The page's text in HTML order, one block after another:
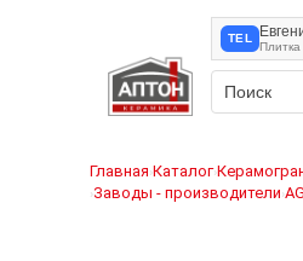
TEL
Главная›Каталог›
›Заводы - производители›